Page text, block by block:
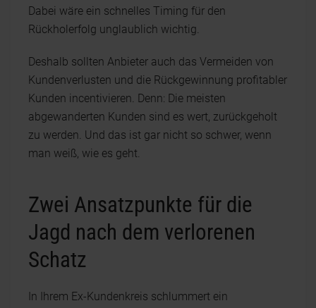
Dabei wäre ein schnelles Timing für den
Rückholerfolg unglaublich wichtig.
Deshalb sollten Anbieter auch das Vermeiden von
Kundenverlusten und die Rückgewinnung profitabler
Kunden incentivieren. Denn: Die meisten
abgewanderten Kunden sind es wert, zurückgeholt
zu werden. Und das ist gar nicht so schwer, wenn
man weiß, wie es geht.
Zwei Ansatzpunkte für die
Jagd nach dem verlorenen
Schatz
In Ihrem Ex-Kundenkreis schlummert ein